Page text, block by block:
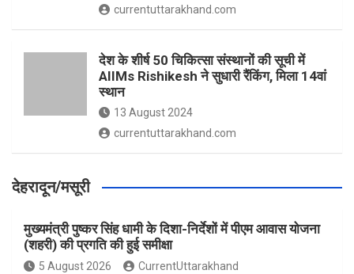
currentuttarakhand.com
देश के शीर्ष 50 चिकित्सा संस्थानों की सूची में
AIIMs Rishikesh ने सुधारी रैंकिंग, मिला 14वां
स्थान
13 August 2024
currentuttarakhand.com
देहरादून/मसूरी
मुख्यमंत्री पुष्कर सिंह धामी के दिशा-निर्देशों में पीएम आवास योजना
(शहरी) की प्रगति की हुई समीक्षा
5 August 2026 CurrentUttarakhand